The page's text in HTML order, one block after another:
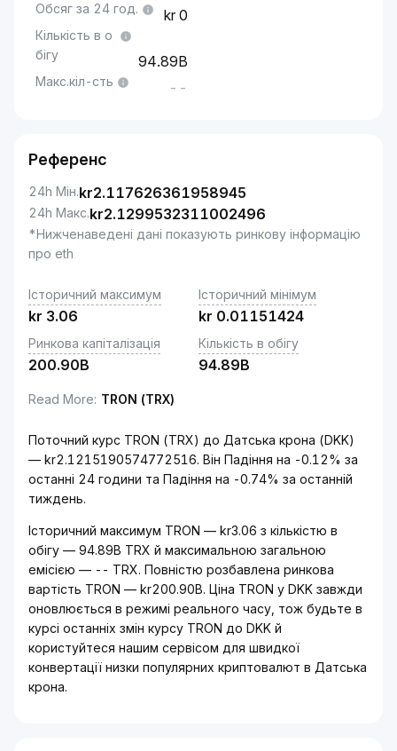
Обсяг за 24 год. 0
Кількість в о
бігу
94.89B
Макс.кіл-сть --
Референс
24h Мін.kr2.117626361958945
24h Макс.kr2.1299532311002496
*Нижченаведені дані показують ринкову інформацію
про eth
Історичний максимум
kr 3.06
Історичний мінімум
kr 0.01151424
Ринкова капіталізація
200.90B
Кількість в обігу
94.89B
Read More: TRON (TRX)
Поточний курс TRON (TRX) до Датська крона (DKK)
— kr2.1215190574772516. Він Падіння на -0.12% за
останні 24 години та Падіння на -0.74% за останній
тиждень.
Історичний максимум TRON — kr3.06 з кількістю в
обігу — 94.89B TRX й максимальною загальною
емісією — -- TRX. Повністю розбавлена ринкова
вартість TRON — kr200.90B. Ціна TRON у DKK завжди
оновлюється в режимі реального часу, тож будьте в
курсі останніх змін курсу TRON до DKK й
користуйтеся нашим сервісом для швидкої
конвертації низки популярних криптовалют в Датська
крона.